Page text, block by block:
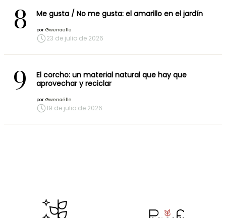
8 Me gusta / No me gusta: el amarillo en el jardín
por Gwenaëlle
23 de julio de 2026
9
El corcho: un material natural que hay que
aprovechar y reciclar
por Gwenaëlle
19 de julio de 2026